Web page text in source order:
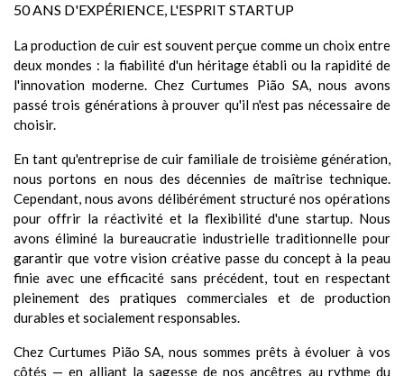
50 ANS D'EXPÉRIENCE, L'ESPRIT STARTUP
La production de cuir est souvent perçue comme un choix entre
deux mondes : la fiabilité d'un héritage établi ou la rapidité de
l'innovation moderne. Chez Curtumes Pião SA, nous avons
passé trois générations à prouver qu'il n'est pas nécessaire de
choisir.
En tant qu'entreprise de cuir familiale de troisième génération,
nous portons en nous des décennies de maîtrise technique.
Cependant, nous avons délibérément structuré nos opérations
pour offrir la réactivité et la flexibilité d'une startup. Nous
avons éliminé la bureaucratie industrielle traditionnelle pour
garantir que votre vision créative passe du concept à la peau
finie avec une efficacité sans précédent, tout en respectant
pleinement des pratiques commerciales et de production
durables et socialement responsables.
Chez Curtumes Pião SA, nous sommes prêts à évoluer à vos
côtés — en alliant la sagesse de nos ancêtres au rythme du